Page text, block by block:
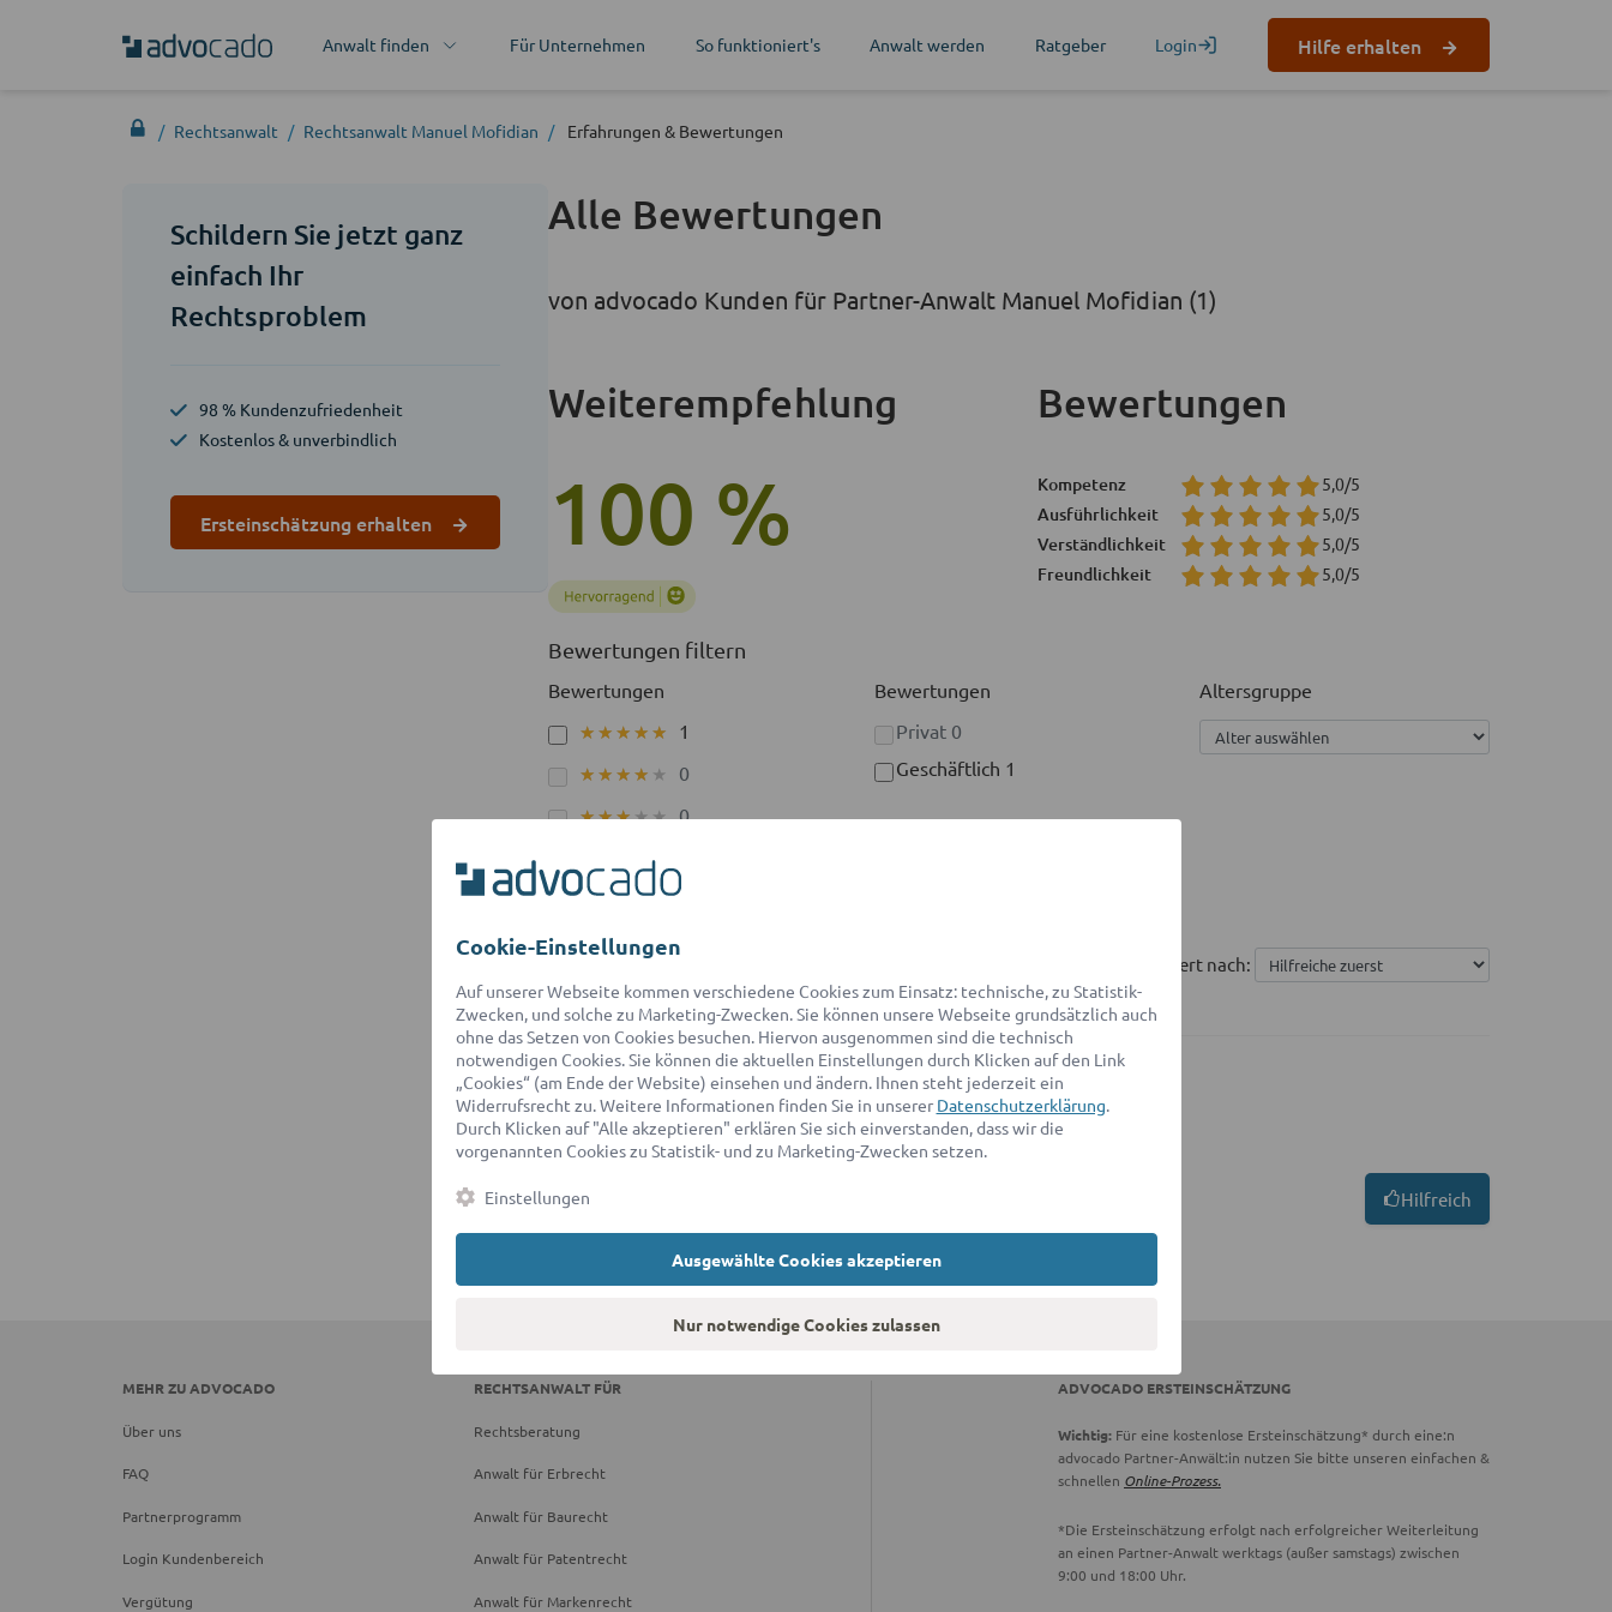
Anwalt finden Für Unternehmen So funktioniert's Anwalt werden Ratgeber Login Hilfe erhalten
Rechtsanwalt Rechtsanwalt Manuel Mofidian Erfahrungen & Bewertungen
Schildern Sie jetzt ganz
einfach Ihr
Rechtsproblem
98 % Kundenzufriedenheit
Kostenlos & unverbindlich
Ersteinschätzung erhalten
Alle Bewertungen
von advocado Kunden für Partner-Anwalt Manuel Mofidian (1)
Weiterempfehlung
100 %
Bewertungen
Kompetenz 5,0/5
Ausführlichkeit 5,0/5
Verständlichkeit 5,0/5
Freundlichkeit 5,0/5
Bewertungen filtern
Bewertungen
★★★★★
★★★★★ 1
★★★★★
★★★★★ 0
★★★★★
★★★★★ 0
★★★★★
★★★★★
★★★★★
★★★★★ 0
Bewertungen
Privat 0
Geschäftlich 1
Altersgruppe
Sortiert nach:
Walter S.
5.0 / 5
Geschäftliche Anfrage | 12/2024
Hilfreich
MEHR ZU ADVOCADO
Über uns
FAQ
Partnerprogramm
Login Kundenbereich
Vergütung
RECHTSANWALT FÜR
Rechtsberatung
Anwalt für Erbrecht
Anwalt für Baurecht
Anwalt für Patentrecht
Anwalt für Markenrecht
ADVOCADO ERSTEINSCHÄTZUNG
Wichtig: Für eine kostenlose Ersteinschätzung* durch eine:n
advocado Partner-Anwält:in nutzen Sie bitte unseren einfachen &
schnellen Online-Prozess.
*Die Ersteinschätzung erfolgt nach erfolgreicher Weiterleitung
an einen Partner-Anwalt werktags (außer samstags) zwischen
9:00 und 18:00 Uhr.
Cookie-Einstellungen
Auf unserer Webseite kommen verschiedene Cookies zum Einsatz: technische, zu Statistik-
Zwecken, und solche zu Marketing-Zwecken. Sie können unsere Webseite grundsätzlich auch
ohne das Setzen von Cookies besuchen. Hiervon ausgenommen sind die technisch
notwendigen Cookies. Sie können die aktuellen Einstellungen durch Klicken auf den Link
„Cookies“ (am Ende der Website) einsehen und ändern. Ihnen steht jederzeit ein
Widerrufsrecht zu. Weitere Informationen finden Sie in unserer Datenschutzerklärung.
Durch Klicken auf "Alle akzeptieren" erklären Sie sich einverstanden, dass wir die
vorgenannten Cookies zu Statistik- und zu Marketing-Zwecken setzen.
Einstellungen
Ausgewählte Cookies akzeptieren
Nur notwendige Cookies zulassen